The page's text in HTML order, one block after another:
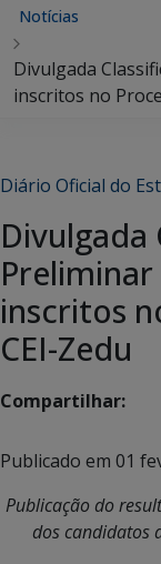
Notícias
Divulgada
inscritos no
Diário Oficial do
Divulgada
inscritos
CEI-Zedu
Compartilhar:
Publicado em 01
Publicação do
dos candidatos